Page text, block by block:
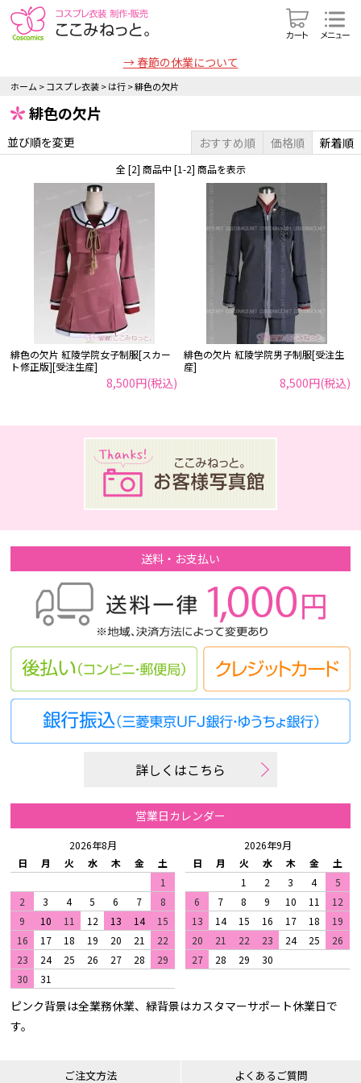
→ 春節の休業について
ホーム >コスプレ衣装>は行>緋色の欠片
緋色の欠片
並び順を変更 おすすめ順 価格順 新着順
全 [2] 商品中 [1-2] 商品を表示
緋色の欠片 紅陵学院女子制服[スカー
ト修正版][受注生産]
8,500円(税込)
緋色の欠片 紅陵学院男子制服[受注生
産]
8,500円(税込)
送料・お支払い
詳しくはこちら
営業日カレンダー
2026年8月
日
月 火 水 木 金
土
1
2
3 4 5 6 7
8
9
10 11 12 13 14
15
16
17 18 19 20 21
22
23
24 25 26 27 28
29
30
31
2026年9月
日
月 火 水 木 金
土
1
2 3 4
5
6
7 8 9 10 11
12
13
14 15 16 17 18
19
20
21 22 23 24 25
26
27
28 29 30
ピンク背景は全業務休業、緑背景はカスタマーサポート休業日で
す。
ご注文方法 よくあるご質問